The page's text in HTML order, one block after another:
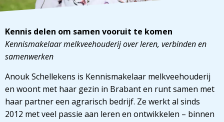
Kennis delen om samen vooruit te komen
Kennismakelaar melkveehouderij over leren, verbinden en
samenwerken
Anouk Schellekens is Kennismakelaar melkveehouderij
en woont met haar gezin in Brabant en runt samen met
haar partner een agrarisch bedrijf. Ze werkt al sinds
2012 met veel passie aan leren en ontwikkelen – binnen